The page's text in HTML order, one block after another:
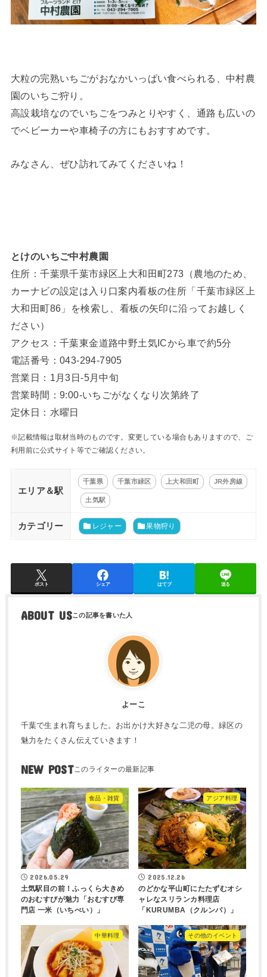
大粒の完熟いちごがおなかいっぱい食べられる、中村農
園のいちご狩り。
高設栽培なのでいちごをつみとりやすく、通路も広いの
でベビーカーや車椅子の方にもおすすめです。
みなさん、ぜひ訪れてみてくださいね！
とけのいちご中村農園
住所：千葉県千葉市緑区上大和田町273（農地のため、
カーナビの設定は入り口案内看板の住所「千葉市緑区上
大和田町86」を検索し、看板の矢印に沿ってお越しく
ださい）
アクセス：千葉東金道路中野土気ICから車で約5分
電話番号：043-294-7905
営業日：1月3日-5月中旬
営業時間：9:00-いちごがなくなり次第終了
定休日：水曜日
※記載情報は取材当時のものです。変更している場合もありますので、ご
利用前に公式サイト等でご確認ください。
エリア＆駅
千葉県 千葉市緑区 上大和田町 JR外房線
土気駅
カテゴリー レジャー 果物狩り
ポスト シェア はてブ 送る
ABOUT US
よーこ
千葉で生まれ育ちました。お出かけ大好きな二児の母。緑区の
魅力をたくさん伝えていきます！
NEW POST
食品・雑貨
2026.05.29
土気駅目の前！ふっくら大きめ
のおむすびが魅力「おむすび専
門店 一米（いちべい）」
アジア料理
2025.12.26
のどかな平山町にたたずむオシ
ャレなスリランカ料理店
「KURUMBA（クルンバ）」
中華料理 その他のイベント